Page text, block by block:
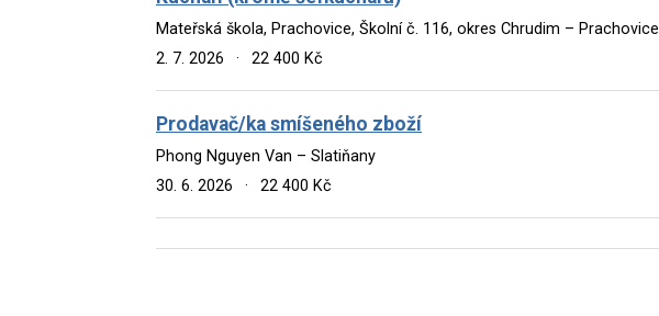
Mateřská škola, Prachovice, Školní č. 116, okres Chrudim – Prachovice
2. 7. 2026
· 22 400 Kč
Prodavač/ka smíšeného zboží
Phong Nguyen Van – Slatiňany
30. 6. 2026
· 22 400 Kč